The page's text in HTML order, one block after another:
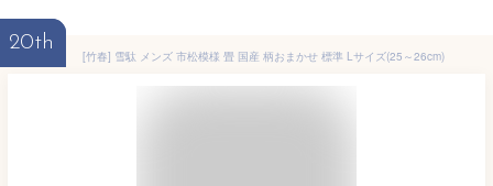
20th
[竹春] 雪駄 メンズ 市松模様 畳 国産 柄おまかせ 標準 Lサイズ(25～26cm)